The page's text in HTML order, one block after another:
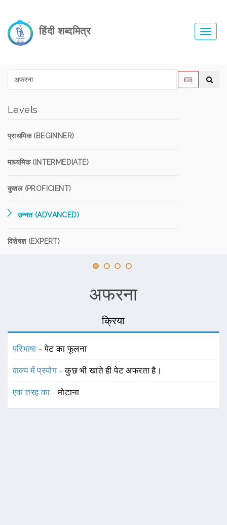
हिंदी शब्दमित्र
Levels
प्राथमिक (BEGINNER)
माध्यमिक (INTERMEDIATE)
कुशल (PROFICIENT)
उन्नत (ADVANCED)
विशेषज्ञ (EXPERT)
अफरना
क्रिया
परिभाषा -पेट का फूलना
वाक्य में प्रयोग -कुछ भी खाते ही पेट अफरता है।
एक तरह का -मोटाना